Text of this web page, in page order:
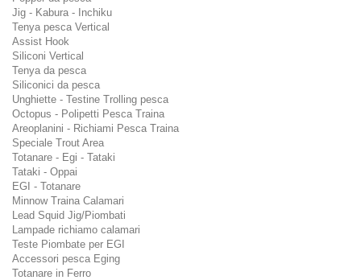
Jig - Kabura - Inchiku
Tenya pesca Vertical
Assist Hook
Siliconi Vertical
Tenya da pesca
Siliconici da pesca
Unghiette - Testine Trolling pesca
Octopus - Polipetti Pesca Traina
Areoplanini - Richiami Pesca Traina
Speciale Trout Area
Totanare - Egi - Tataki
Tataki - Oppai
EGI - Totanare
Minnow Traina Calamari
Lead Squid Jig/Piombati
Lampade richiamo calamari
Teste Piombate per EGI
Accessori pesca Eging
Totanare in Ferro